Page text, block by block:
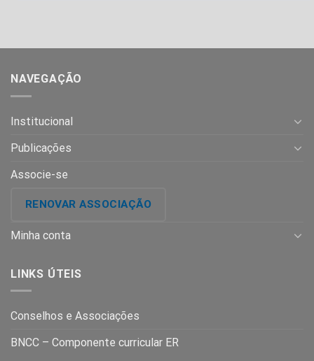
NAVEGAÇÃO
Institucional
Publicações
Associe-se
RENOVAR ASSOCIAÇÃO
Minha conta
LINKS ÚTEIS
Conselhos e Associações
BNCC – Componente curricular ER